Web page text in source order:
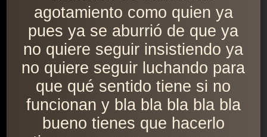
agotamiento como quien ya
pues ya se aburrió de que ya
no quiere seguir insistiendo ya
no quiere seguir luchando para
que qué sentido tiene si no
funcionan y bla bla bla bla bla
bueno tienes que hacerlo